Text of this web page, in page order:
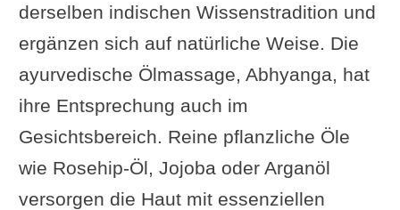
derselben indischen Wissenstradition und
ergänzen sich auf natürliche Weise. Die
ayurvedische Ölmassage, Abhyanga, hat
ihre Entsprechung auch im
Gesichtsbereich. Reine pflanzliche Öle
wie Rosehip-Öl, Jojoba oder Arganöl
versorgen die Haut mit essenziellen